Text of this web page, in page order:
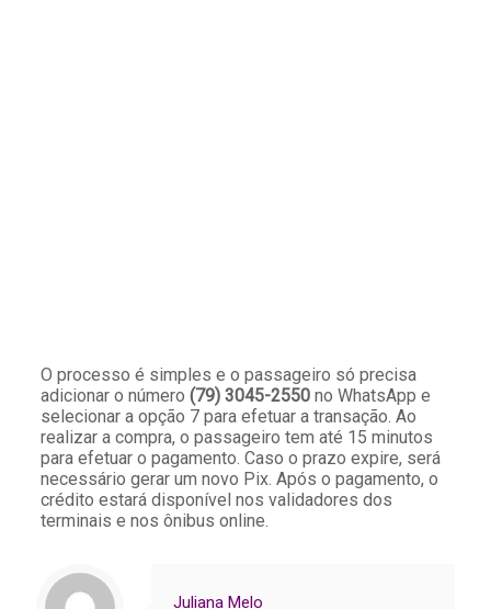
O processo é simples e o passageiro só precisa
adicionar o número (79) 3045-2550no WhatsApp e
selecionar a opção 7 para efetuar a transação. Ao
realizar a compra, o passageiro tem até 15 minutos
para efetuar o pagamento. Caso o prazo expire, será
necessário gerar um novo Pix. Após o pagamento, o
crédito estará disponível nos validadores dos
terminais e nos ônibus online.
Juliana Melo